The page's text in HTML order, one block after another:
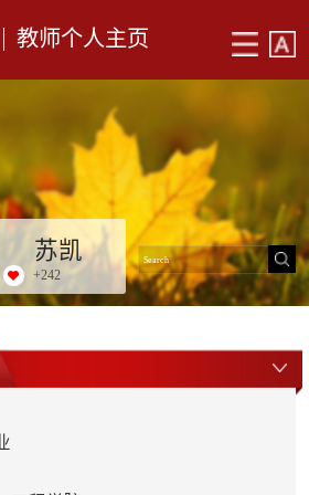
教师个人主页
苏凯
+242